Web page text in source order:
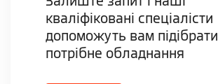
кваліфіковані спеціалісти
допоможуть вам підібрати
потрібне обладнання